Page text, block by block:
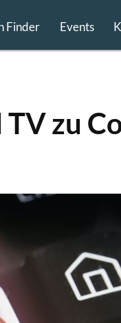
Finder Events
zu